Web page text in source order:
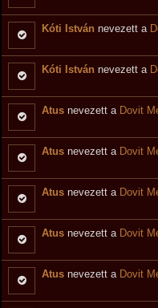
Kóti István nevezett a
Kóti István nevezett a
Atus nevezett a Dovit
Atus nevezett a Dovit
Atus nevezett a Dovit
Atus nevezett a Dovit
Atus nevezett a Dovit